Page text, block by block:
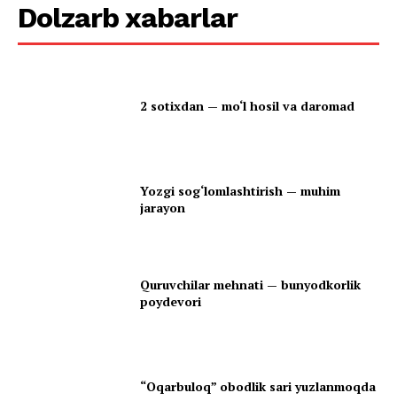
Dolzarb xabarlar
2 sotixdan — mo‘l hosil va daromad
Yozgi sog‘lomlashtirish — muhim
jarayon
Quruvchilar mehnati — bunyodkorlik
poydevori
“Oqarbuloq” obodlik sari yuzlanmoqda